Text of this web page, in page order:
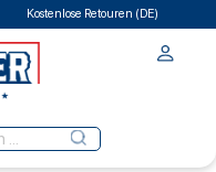
Kostenlose Retouren (DE)